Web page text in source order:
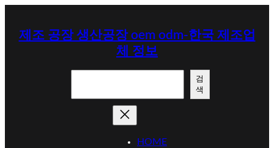
제조 공장 생산공장 oem odm-한국 제조업
체 정보
검
색
HOME